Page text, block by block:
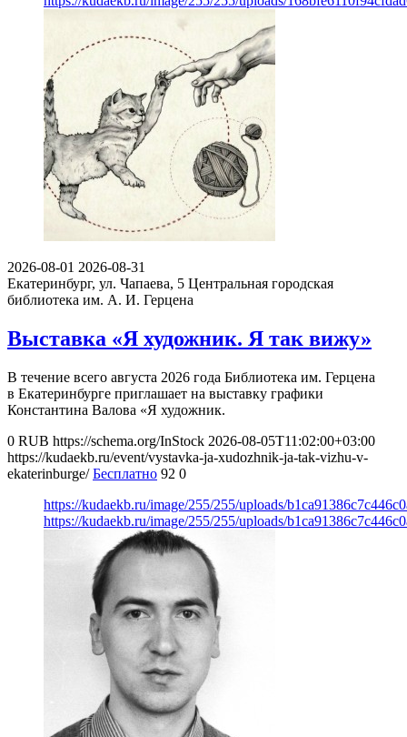
2026-08-01 2026-08-31
Екатеринбург, ул. Чапаева, 5 Центральная городская
библиотека им. А. И. Герцена
Выставка «Я художник. Я так вижу»
В течение всего августа 2026 года Библиотека им. Герцена
в Екатеринбурге приглашает на выставку графики
Константина Валова «Я художник.
0 RUB https://schema.org/InStock 2026-08-05T11:02:00+03:00
https://kudaekb.ru/event/vystavka-ja-xudozhnik-ja-tak-vizhu-v-
ekaterinburge/ Бесплатно 92 0
https://kudaekb.ru/image/255/255/uploads/
https://kudaekb.ru/image/255/255/uploads/